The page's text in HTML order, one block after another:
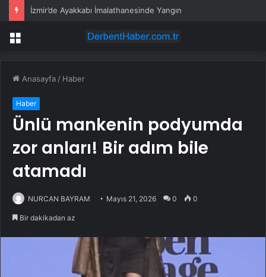
İzmir’de Ayakkabı İmalathanesinde Yangın
Menü
Anasayfa / Haber
Haber
Ünlü mankenin podyumda
zor anları! Bir adım bile
atamadı
NURCAN BAYRAM Mayıs 21, 2026 0 0
Bir dakikadan az